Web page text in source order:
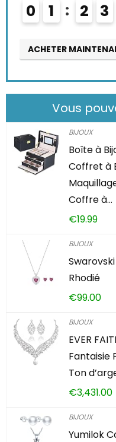
2 3 5 7
MAINTENANT
Vous
BIJOUX
Boîte à
Coffret à
Coffre à…
€19.99
BIJOUX
Rhodié
€99.00
BIJOUX
EVER
Fantaisie
Ton
€3,431.00
BIJOUX
Yumilok